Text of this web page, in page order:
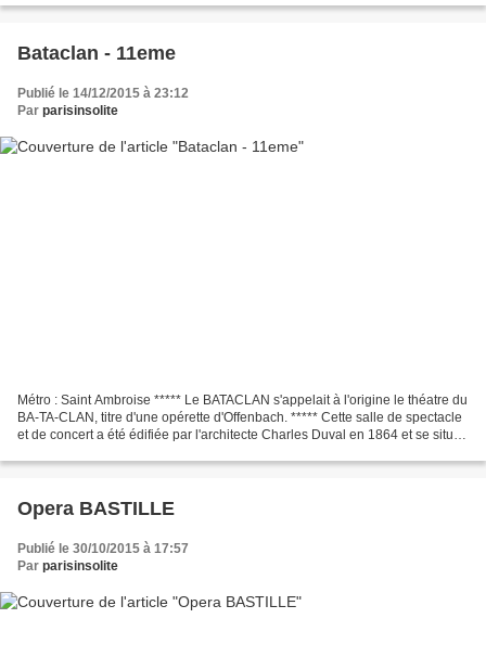
Bataclan - 11eme
Publié le 14/12/2015 à 23:12
Par parisinsolite
Métro : Saint Ambroise ***** Le BATACLAN s'appelait à l'origine le théatre du
BA-TA-CLAN, titre d'une opérette d'Offenbach. ***** Cette salle de spectacle
et de concert a été édifiée par l'architecte Charles Duval en 1864 et se situe
Opera BASTILLE
Publié le 30/10/2015 à 17:57
Par parisinsolite